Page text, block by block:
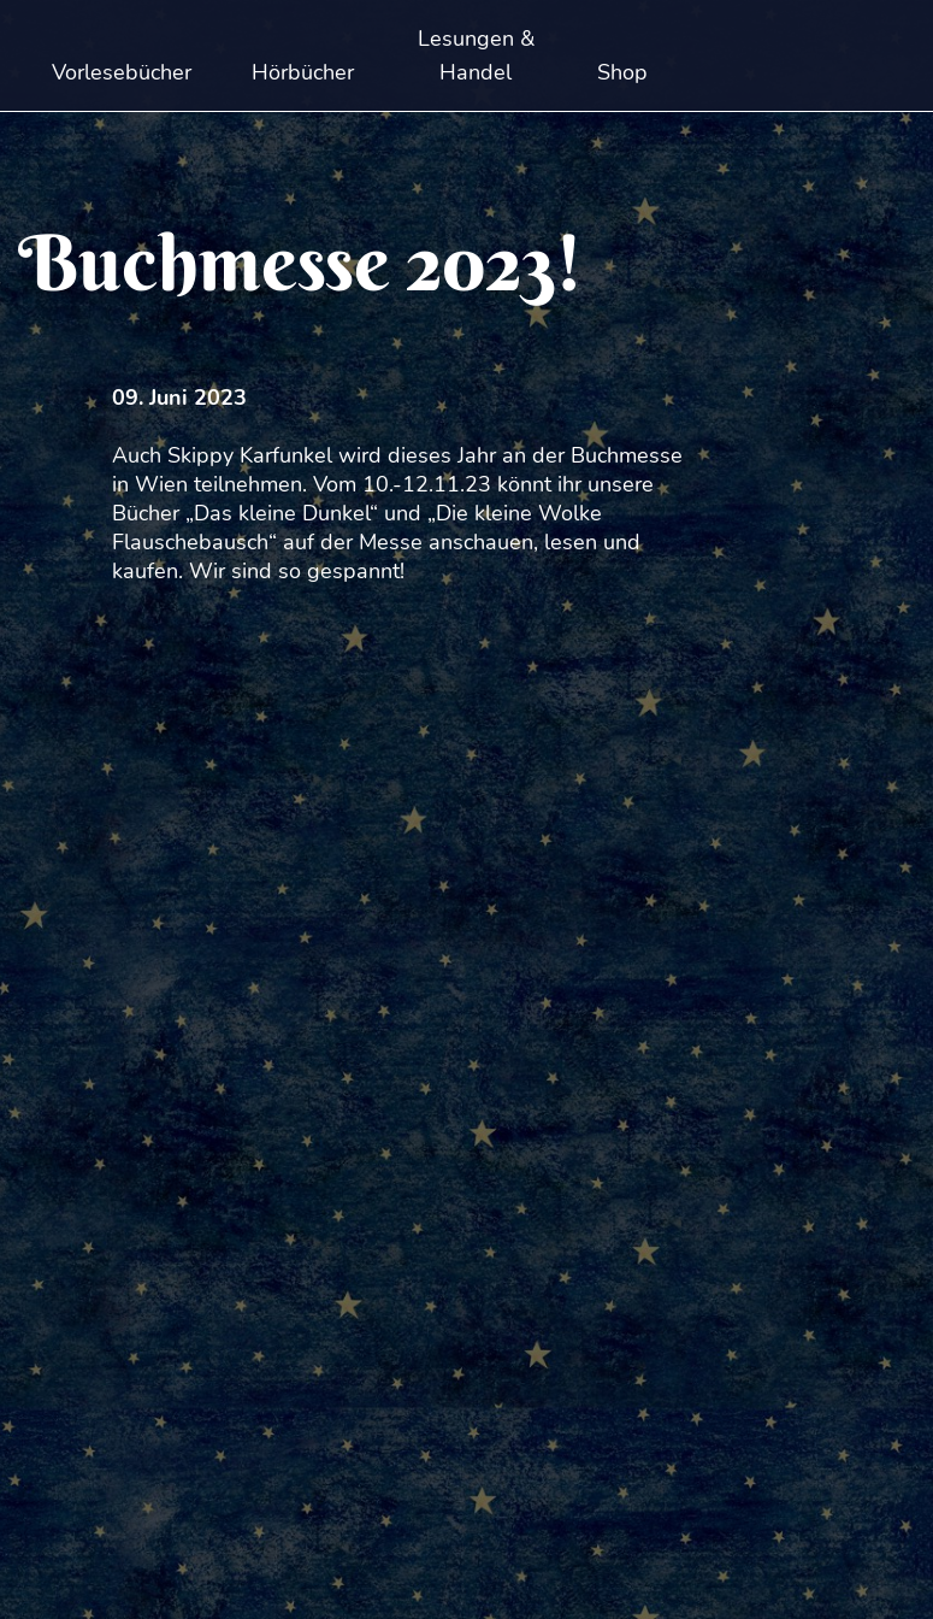
Vorlesebücher Hörbücher
Lesungen &
Handel
Shop
2023!
09. Juni 2023
Auch Skippy Karfunkel wird dieses Jahr an der Buchmesse
in Wien teilnehmen. Vom 10.-12.11.23 könnt ihr unsere
Bücher „Das kleine Dunkel“ und „Die kleine Wolke
Flauschebausch“ auf der Messe anschauen, lesen und
kaufen. Wir sind so gespannt!